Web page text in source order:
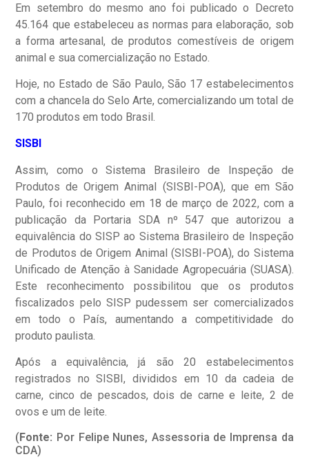
Em setembro do mesmo ano foi publicado o Decreto
45.164 que estabeleceu as normas para elaboração, sob
a forma artesanal, de produtos comestíveis de origem
animal e sua comercialização no Estado.
Hoje, no Estado de São Paulo, São 17 estabelecimentos
com a chancela do Selo Arte, comercializando um total de
170 produtos em todo Brasil.
SISBI
Assim, como o Sistema Brasileiro de Inspeção de
Produtos de Origem Animal (SISBI-POA), que em São
Paulo, foi reconhecido em 18 de março de 2022, com a
publicação da Portaria SDA nº 547 que autorizou a
equivalência do SISP ao Sistema Brasileiro de Inspeção
de Produtos de Origem Animal (SISBI-POA), do Sistema
Unificado de Atenção à Sanidade Agropecuária (SUASA).
Este reconhecimento possibilitou que os produtos
fiscalizados pelo SISP pudessem ser comercializados
em todo o País, aumentando a competitividade do
produto paulista.
Após a equivalência, já são 20 estabelecimentos
registrados no SISBI, divididos em 10 da cadeia de
carne, cinco de pescados, dois de carne e leite, 2 de
ovos e um de leite.
(Fonte: Por Felipe Nunes, Assessoria de Imprensa da
CDA)